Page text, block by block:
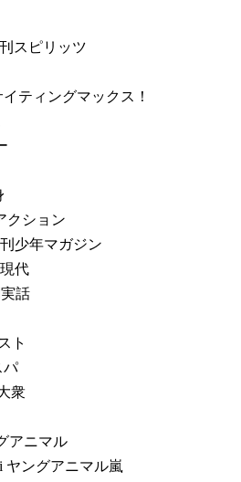
スピリッツ
ティングマックス！
クション
刊少年マガジン
代
実話
ト
パ
衆
アニマル
ヤングアニマル嵐